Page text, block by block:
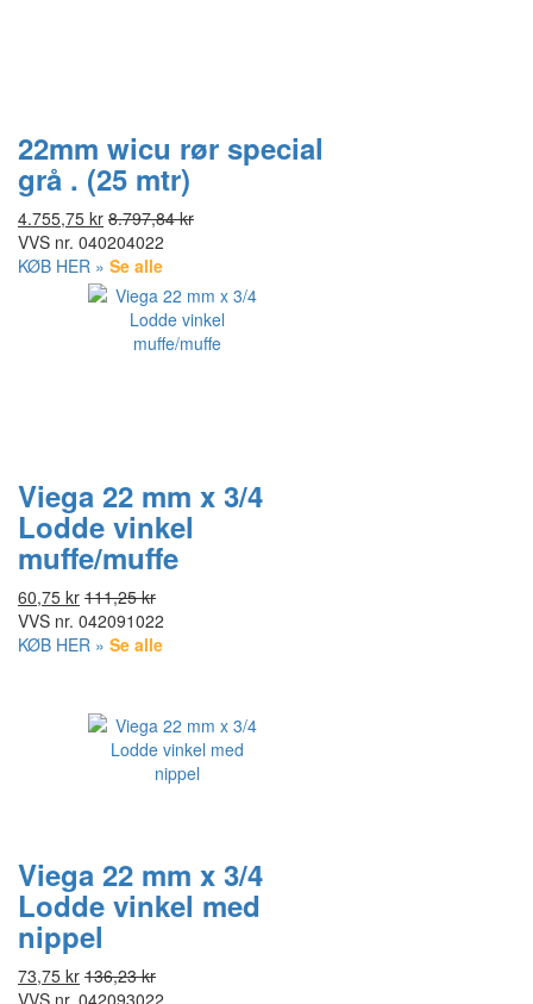
22mm wicu rør special
grå . (25 mtr)
4.755,75 kr 8.797,84 kr
VVS nr. 040204022
KØB HER » Se alle
Viega 22 mm x 3/4
Lodde vinkel
muffe/muffe
60,75 kr 111,25 kr
VVS nr. 042091022
KØB HER » Se alle
Viega 22 mm x 3/4
Lodde vinkel med
nippel
73,75 kr 136,23 kr